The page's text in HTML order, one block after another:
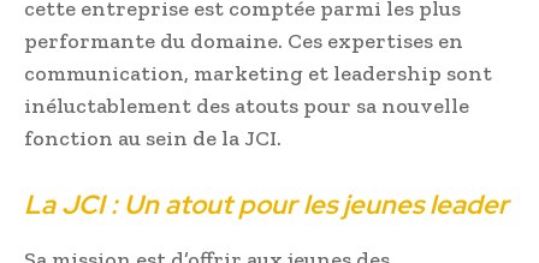
cette entreprise est comptée parmi les plus
performante du domaine. Ces expertises en
communication, marketing et leadership sont
inéluctablement des atouts pour sa nouvelle
fonction au sein de la JCI.
La JCI : Un atout pour les jeunes leader